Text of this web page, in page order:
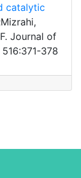
catalytic
Journal of
378